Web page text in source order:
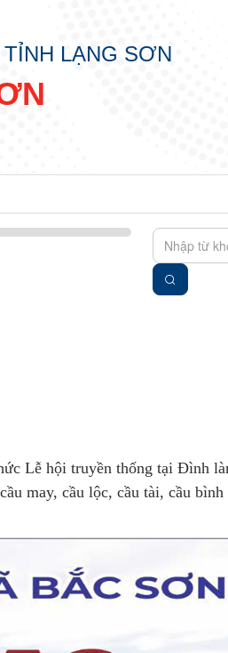
LẠNG SƠN
Lễ hội truyền thống tại Đình
may, cầu lộc, cầu tài, cầu bình